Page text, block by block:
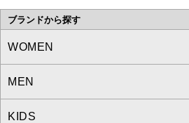
ブランドから探す
WOMEN
a.v.v
MICHEL KLEIN
MEN
a.v.v
KIDS